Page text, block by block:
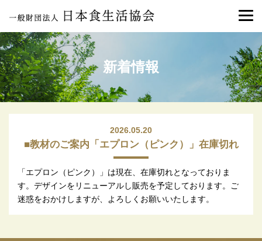
新着情報
2026.05.20
■教材のご案内「エプロン（ピンク）」在庫切れ
「エプロン（ピンク）」は現在、在庫切れとなっておりま
す。デザインをリニューアルし販売を予定しております。ご
迷惑をおかけしますが、よろしくお願いいたします。